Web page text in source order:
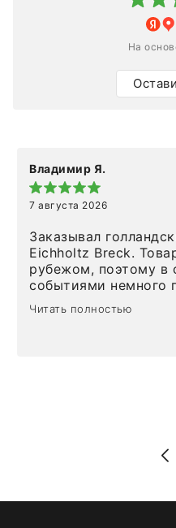
На
Владимир Я.
7 августа 2026
Заказывал
Eichholtz Breck.
рубежом, поэтому в
событиями немного
Но homeadore
определенное в
то качество выше
Читать полностью